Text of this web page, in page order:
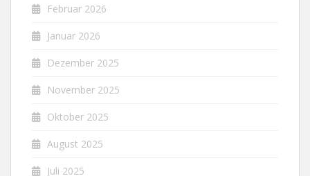
Februar 2026
Januar 2026
Dezember 2025
November 2025
Oktober 2025
August 2025
Juli 2025